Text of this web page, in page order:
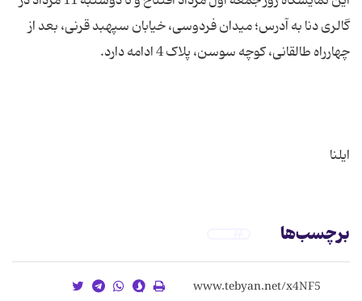
گالری دنا به آدرس؛ میدان فردوسی، خیابان سپهبد قرنی، بعد از
ایلنا
برچسب‌ها